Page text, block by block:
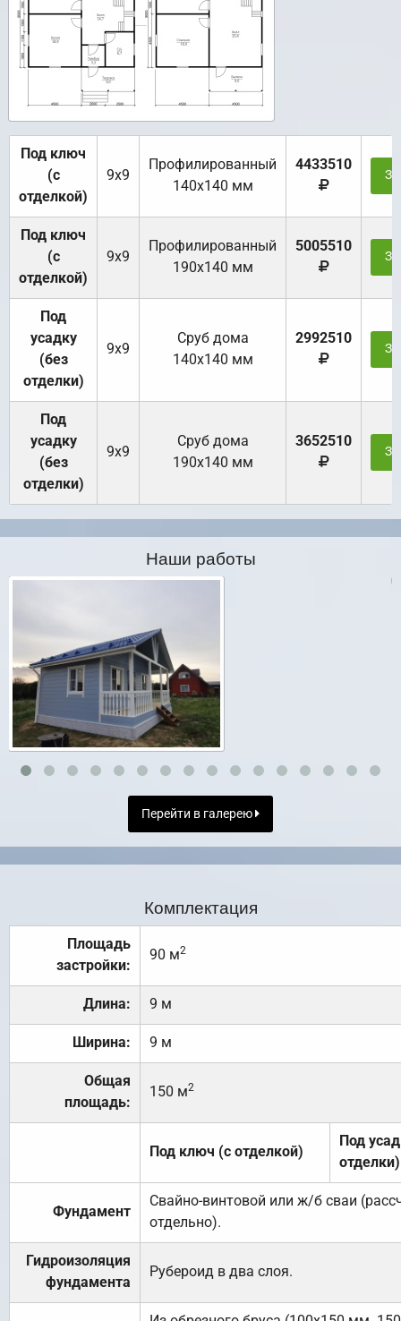
Под ключ
(с
отделкой)
9х9
Профилированный
140х140 мм
4433510
Под ключ
(с
отделкой)
9х9
Профилированный
190х140 мм
5005510
Под
усадку
(без
отделки)
9х9
Cруб дома
140х140 мм
2992510
Под
усадку
(без
отделки)
9х9
Cруб дома
190х140 мм
3652510
Наши работы
Перейти в галерею
Комплектация
Площадь
застройки:
90 м2
Длина: 9 м
Ширина: 9 м
Общая
площадь:
150 м2
Под ключ (с отделкой)
Под
отделки)
Фундамент
Свайно-винтовой или ж/б сваи
отдельно).
Гидроизоляция
фундамента
Рубероид в два слоя.